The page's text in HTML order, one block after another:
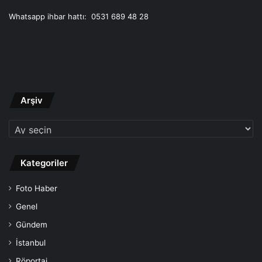
Whatsapp ihbar hattı: 0531 689 48 28
Arşiv
Kategoriler
Foto Haber
Genel
Gündem
İstanbul